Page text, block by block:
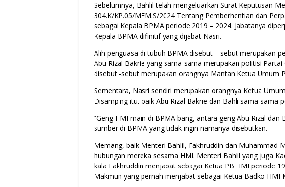
Sebelumnya, Bahlil telah mengeluarkan Surat Keputusan
304.K/KP.05/MEM.S/2024 Tentang Pemberhentian dan
sebagai Kepala BPMA periode 2019 – 2024. Jabatanya
Kepala BPMA difinitif yang dijabat Nasri.
Alih penguasa di tubuh BPMA disebut – sebut merupakan
Abu Rizal Bakrie yang sama-sama merupakan politisi
disebut -sebut merupakan orangnya Mantan Ketua Umum
Sementara, Nasri sendiri merupakan orangnya Ketua
Disamping itu, baik Abu Rizal Bakrie dan Bahli sama-sama
“Geng HMI main di BPMA bang, antara geng Abu Rizal dan
sumber di BPMA yang tidak ingin namanya disebutkan.
Memang, baik Menteri Bahlil, Fakhruddin dan Muhammad
hubungan mereka sesama HMI. Menteri Bahlil yang juga
kala Fakhruddin menjabat sebagai Ketua PB HMI periode
Makmun yang pernah menjabat sebagai Ketua Badko HMI